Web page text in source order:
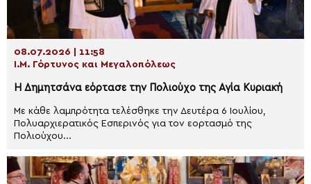
08.07.2026 | 11:58
Ι.Μ. Γόρτυνος και Μεγαλοπόλεως
Η Δημητσάνα εόρτασε την Πολιούχο της Αγία Κυριακή
Με κάθε λαμπρότητα τελέσθηκε την Δευτέρα 6 Ιουλίου,
Πολυαρχιερατικός Εσπερινός για τον εορτασμό της
Πολιούχου...